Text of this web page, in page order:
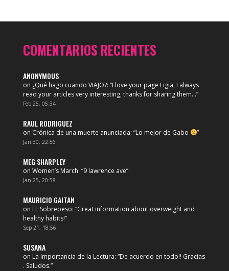
COMENTARIOS RECIENTES
ANONYMOUS
on ¿Qué hago cuando VIAJO?: “I love your page Ligia, I always
read your articles very interesting, thanks for sharing them…”
Feb 25, 05:34
RAUL RODRIGUEZ
on Crónica de una muerte anunciada: “Lo mejor de Gabo ”
Jan 30, 22:56
MEG SHARPLEY
on Women’s March: “9 lawrence ave”
Jan 25, 20:58
MAURICIO GAITAN
on EL Sobrepeso: “Great information about overweight and
healthy habits!”
Sep 21, 18:56
SUSANA
on La Importancia de la Lectura: “De acuerdo en todo!! Gracias
. Saludos.”